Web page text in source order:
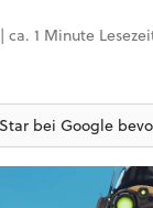
| ca. 1 Minute
bei Google